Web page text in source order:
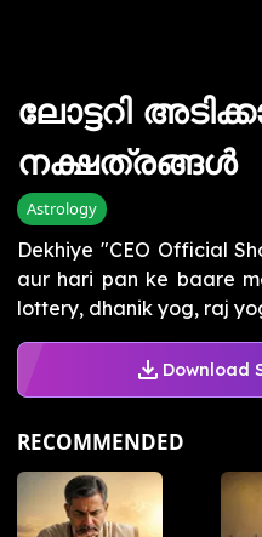
ലോട്ടറി
നക്ഷത്രങ്ങൾ
Astrology
Dekhiye "CEO Official
aur hari pan ke baare
lottery, dhanik yog, raj
Download
RECOMMENDED